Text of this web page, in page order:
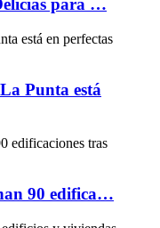
para …
Punta está
90 edifica…